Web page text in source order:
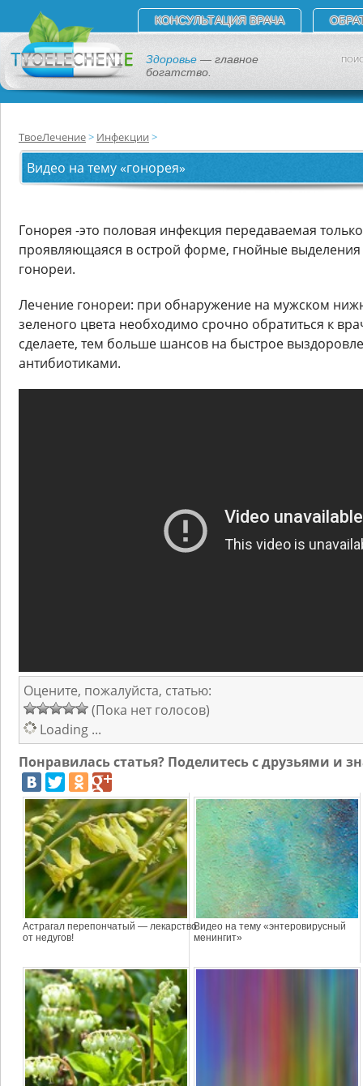
КОНСУЛЬТАЦИЯ ВРАЧА
Здоровье — главное
богатство.
ТвоеЛечение Инфекции
Видео на тему «гонорея»
Гонорея -это половая инфекция передаваемая
проявляющаяся в острой форме, гнойные выделения
гонореи.
Лечение гонореи: при обнаружение на мужском
зеленого цвета необходимо срочно обратиться к
сделаете, тем больше шансов на быстрое
антибиотиками.
Оцените, пожалуйста, статью:
(Пока нет голосов)
Loading ...
Понравилась статья? Поделитесь с друзьями и
Астрагал перепончатый — лекарство
от недугов!
Видео на тему «энтеровирусный
менингит»